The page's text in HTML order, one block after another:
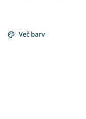
Več barv